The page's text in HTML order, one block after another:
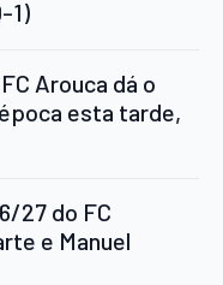
1)
Arouca dá o
esta tarde,
27 do FC
e Manuel